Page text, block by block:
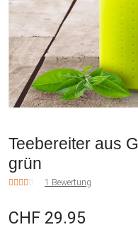
Teebereiter aus
grün
1 Bewertung
CHF 29.95